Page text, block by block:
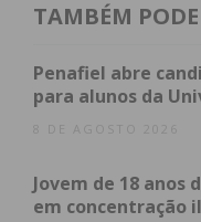
A segunda parte
um cruzamento,
finalização de
dos forasteiros
TAMBÉM
Penafiel abre
para alunos da
8 DE AGOSTO 2026
Jovem de 18 anos
em concentração